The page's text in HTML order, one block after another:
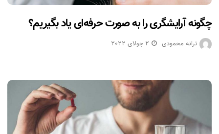
چگونه آرایشگری را به صورت حرفه‌ای یاد بگیریم؟
ترانه محمودی 2 جولای 2022